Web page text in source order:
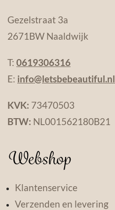
Gezelstraat 3a
2671BW Naaldwijk
T: 0619306316
E: info@letsbebeautiful.nl
KVK: 73470503
BTW: NL001562180B21
Webshop
Klantenservice
Verzenden en levering